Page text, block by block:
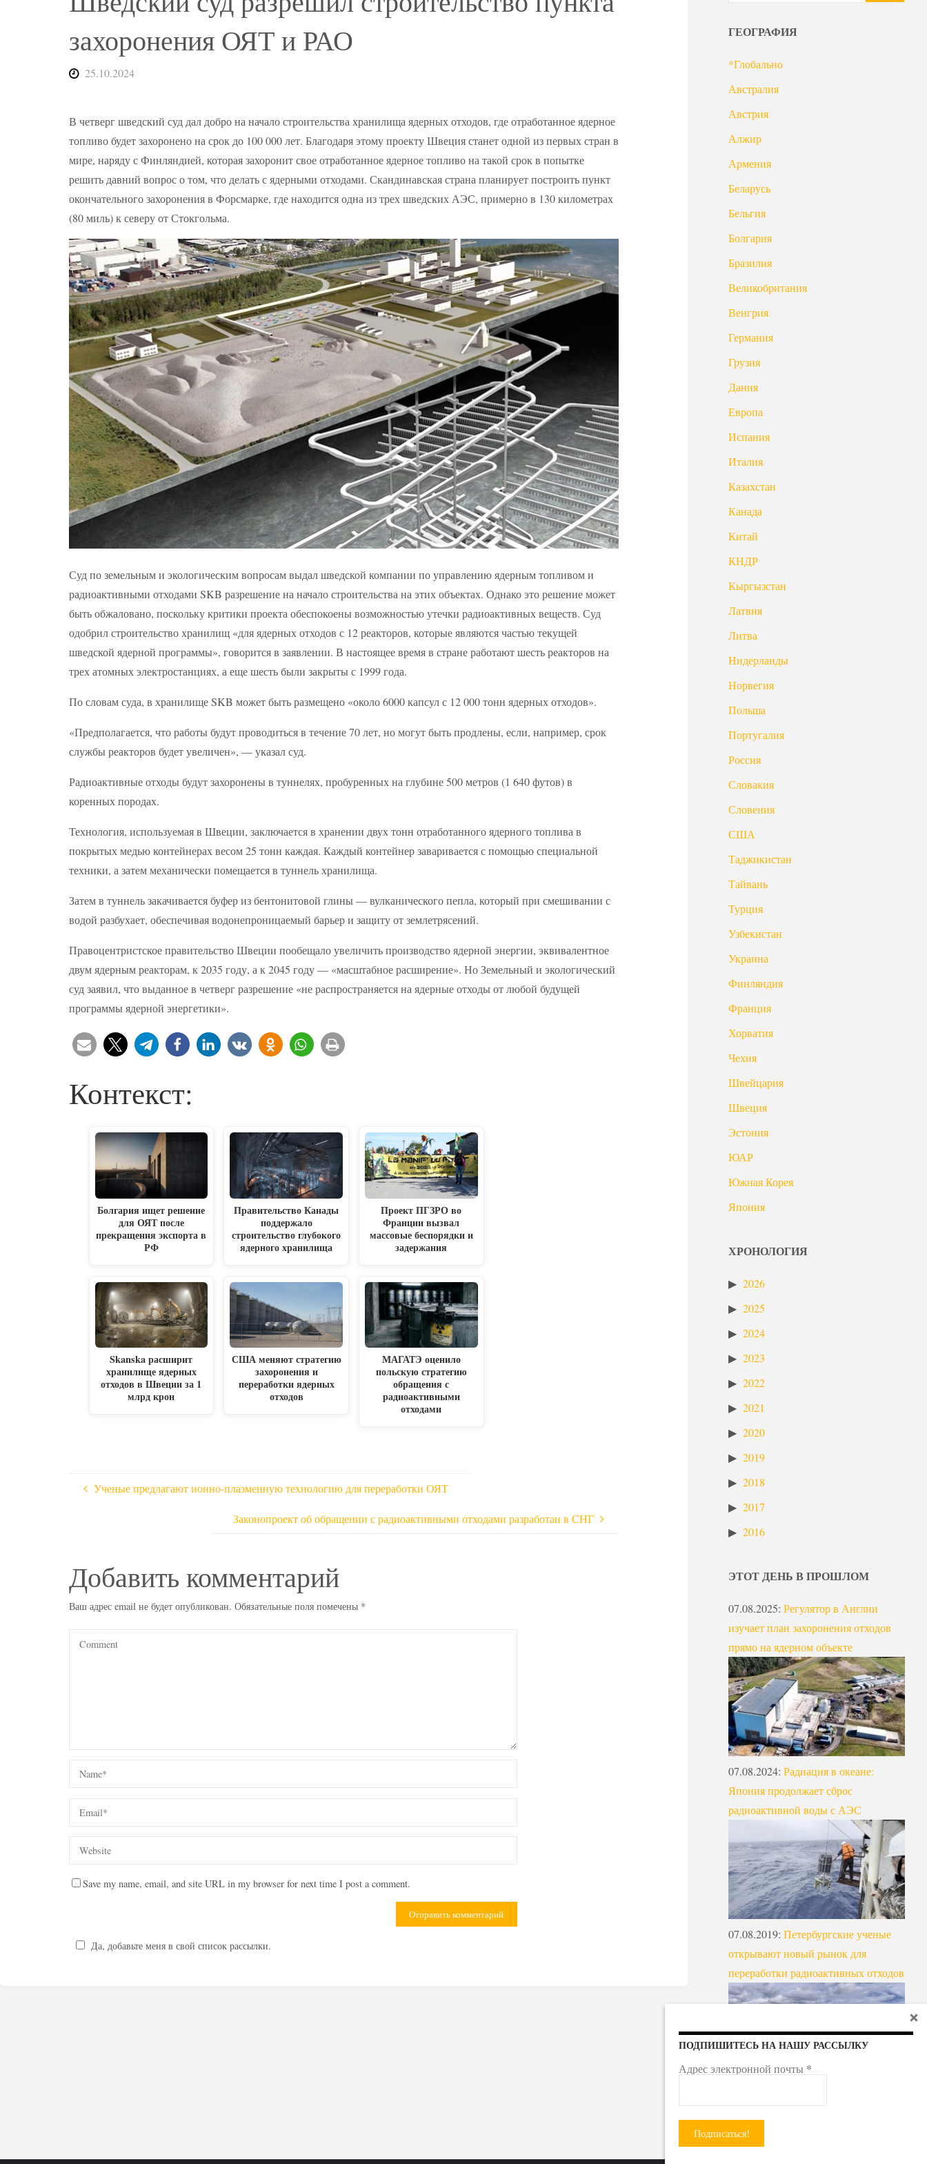
захоронения ОЯТ и РАО
25.10.2024
В четверг шведский суд дал добро на начало строительства хранилища ядерных отходов, где отработанное ядерное
топливо будет захоронено на срок до 100 000 лет. Благодаря этому проекту Швеция станет одной из первых стран в
мире, наряду с Финляндией, которая захоронит свое отработанное ядерное топливо на такой срок в попытке
решить давний вопрос о том, что делать с ядерными отходами. Скандинавская страна планирует построить пункт
окончательного захоронения в Форсмарке, где находится одна из трех шведских АЭС, примерно в 130 километрах
(80 миль) к северу от Стокгольма.
Суд по земельным и экологическим вопросам выдал шведской компании по управлению ядерным топливом и
радиоактивными отходами SKB разрешение на начало строительства на этих объектах. Однако это решение может
быть обжаловано, поскольку критики проекта обеспокоены возможностью утечки радиоактивных веществ. Суд
одобрил строительство хранилищ «для ядерных отходов с 12 реакторов, которые являются частью текущей
шведской ядерной программы», говорится в заявлении. В настоящее время в стране работают шесть реакторов на
трех атомных электростанциях, а еще шесть были закрыты с 1999 года.
По словам суда, в хранилище SKB может быть размещено «около 6000 капсул с 12 000 тонн ядерных отходов».
«Предполагается, что работы будут проводиться в течение 70 лет, но могут быть продлены, если, например, срок
службы реакторов будет увеличен», — указал суд.
Радиоактивные отходы будут захоронены в туннелях, пробуренных на глубине 500 метров (1 640 футов) в
коренных породах.
Технология, используемая в Швеции, заключается в хранении двух тонн отработанного ядерного топлива в
покрытых медью контейнерах весом 25 тонн каждая. Каждый контейнер заваривается с помощью специальной
техники, а затем механически помещается в туннель хранилища.
Затем в туннель закачивается буфер из бентонитовой глины — вулканического пепла, который при смешивании с
водой разбухает, обеспечивая водонепроницаемый барьер и защиту от землетрясений.
Правоцентристское правительство Швеции пообещало увеличить производство ядерной энергии, эквивалентное
двум ядерным реакторам, к 2035 году, а к 2045 году — «масштабное расширение». Но Земельный и экологический
суд заявил, что выданное в четверг разрешение «не распространяется на ядерные отходы от любой будущей
программы ядерной энергетики».
Контекст:
Болгария ищет решение
для ОЯТ после
прекращения экспорта в
РФ
Skanska расширит
хранилище ядерных
отходов в Швеции за 1
млрд крон
Правительство Канады
поддержало
строительство глубокого
ядерного хранилища
США меняют стратегию
захоронения и
переработки ядерных
отходов
Проект ПГЗРО во
Франции вызвал
массовые беспорядки и
задержания
МАГАТЭ оценило
польскую стратегию
обращения с
радиоактивными
отходами
Ученые предлагают ионно-плазменную технологию для переработки ОЯТ
Законопроект об обращении с радиоактивными отходами разработан в СНГ
Добавить комментарий
Ваш адрес email не будет опубликован. Обязательные поля помечены *
Save my name, email, and site URL in my browser for next time I post a comment.
Да, добавьте меня в свой список рассылки.
ГЕОГРАФИЯ
*Глобально
Австралия
Австрия
Алжир
Армения
Беларусь
Бельгия
Болгария
Бразилия
Великобритания
Венгрия
Германия
Грузия
Дания
Европа
Испания
Италия
Казахстан
Канада
Китай
КНДР
Кыргызстан
Латвия
Литва
Нидерланды
Норвегия
Польша
Португалия
Россия
Словакия
Словения
США
Таджикистан
Тайвань
Турция
Узбекистан
Украина
Финляндия
Франция
Хорватия
Чехия
Швейцария
Швеция
Эстония
ЮАР
Южная Корея
Япония
ХРОНОЛОГИЯ
2026
2025
2024
2023
2022
2021
2020
2019
2018
2017
2016
ЭТОТ ДЕНЬ В ПРОШЛОМ
07.08.2025: Регулятор в Англии
изучает план захоронения отходов
прямо на ядерном объекте
07.08.2024: Радиация в океане:
Япония продолжает сброс
радиоактивной воды с АЭС
07.08.2019: Петербургские ученые
открывают новый рынок для
переработки радиоактивных отходов
ПОДПИШИТЕСЬ НА НАШУ РАССЫЛКУ
Адрес электронной почты *